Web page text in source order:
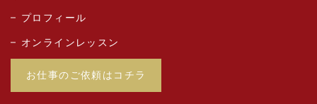
プロフィール
オンラインレッスン
お仕事のご依頼はコチラ